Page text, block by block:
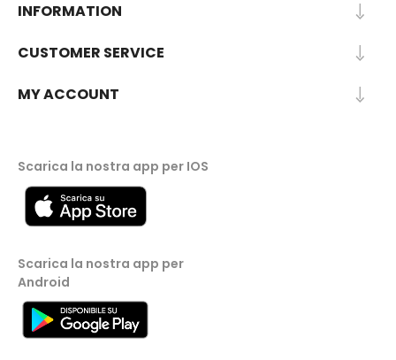
INFORMATION
CUSTOMER SERVICE
MY ACCOUNT
Scarica la nostra app per IOS
Scarica la nostra app per
Android